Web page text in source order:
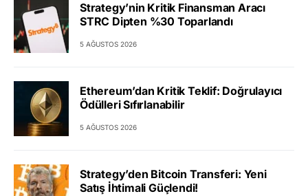
Strategy’nin Kritik Finansman Aracı
STRC Dipten %30 Toparlandı
5 AĞUSTOS 2026
Ethereum’dan Kritik Teklif: Doğrulayıcı
Ödülleri Sıfırlanabilir
5 AĞUSTOS 2026
Strategy’den Bitcoin Transferi: Yeni
Satış İhtimali Güçlendi!